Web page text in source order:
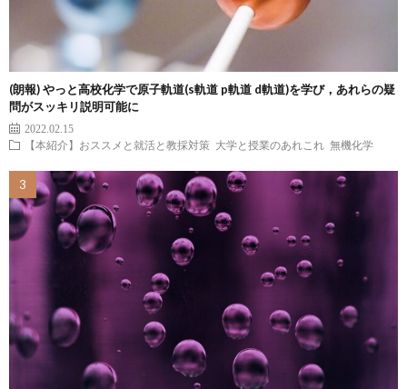
(朗報) やっと高校化学で原子軌道(s軌道 p軌道 d軌道)を学び，あれらの疑
問がスッキリ説明可能に
2022.02.15
【本紹介】おススメと就活と教採対策 大学と授業のあれこれ 無機化学